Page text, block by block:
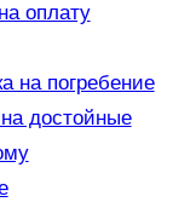
оплату
на погребение
достойные